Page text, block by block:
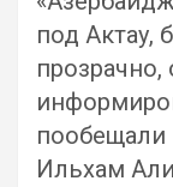
под Актау,
прозрачно,
пообещали
Ильхам